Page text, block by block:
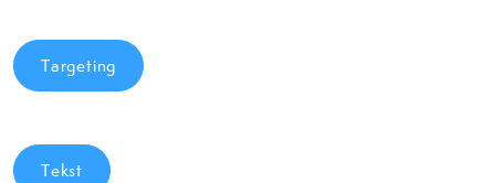
Targeting
Tekst